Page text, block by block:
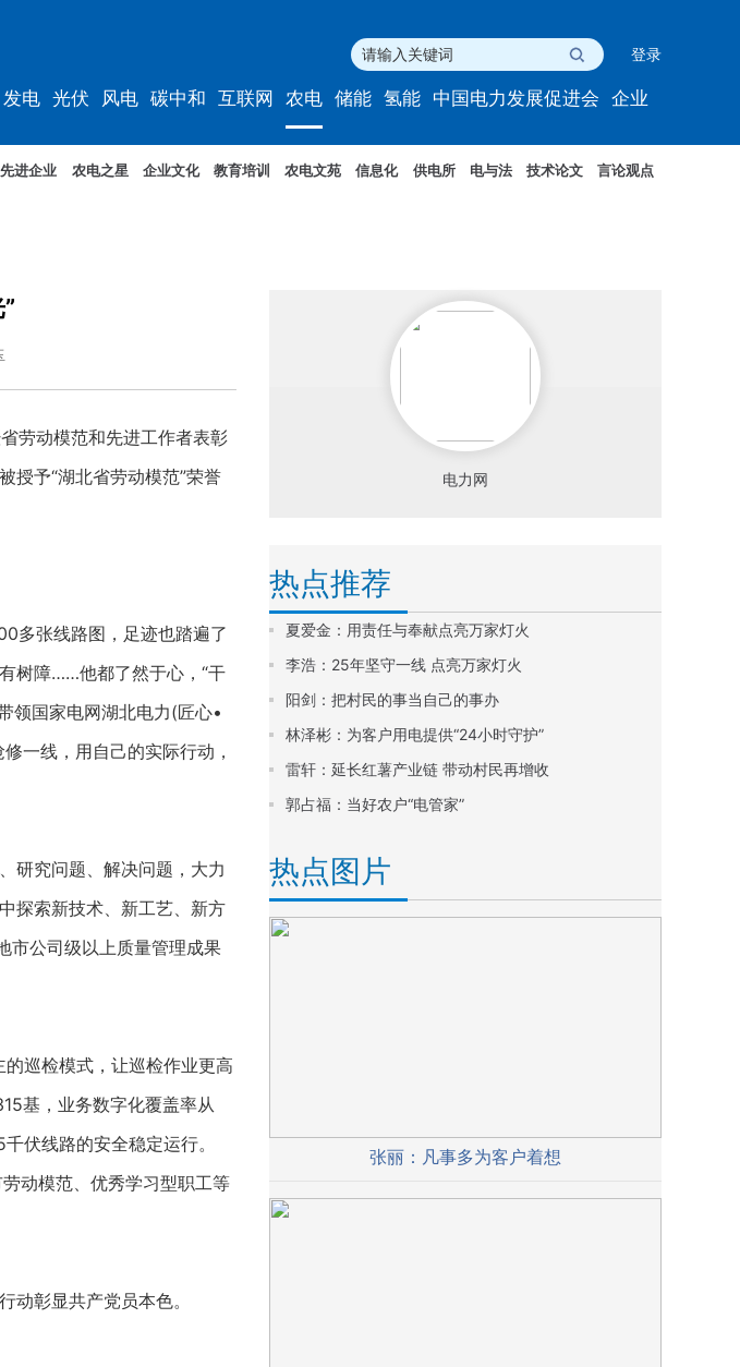
登录
发电 光伏 风电 碳中和 互联网 农电 储能 氢能 中国电力发展促进会 企业
先进企业 农电之星 企业文化 教育培训 农电文苑 信息化 供电所 电与法 技术论文 言论观点
劳动模范和先进工作者表彰
授予“湖北省劳动模范”荣誉
多张线路图，足迹也踏遍了
树障……他都了然于心，“干
领国家电网湖北电力(匠心•
一线，用自己的实际行动，
研究问题、解决问题，大力
探索新技术、新工艺、新方
市公司级以上质量管理成果
巡检模式，让巡检作业更高
基，业务数字化覆盖率从
伏线路的安全稳定运行。
动模范、优秀学习型职工等
彰显共产党员本色。
电力网
热点推荐
夏爱金：用责任与奉献点亮万家灯火
李浩：25年坚守一线 点亮万家灯火
阳剑：把村民的事当自己的事办
林泽彬：为客户用电提供“24小时守护”
雷轩：延长红薯产业链 带动村民再增收
郭占福：当好农户“电管家”
热点图片
张丽：凡事多为客户着想